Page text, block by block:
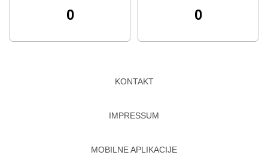
0 0
KONTAKT
IMPRESSUM
MOBILNE APLIKACIJE